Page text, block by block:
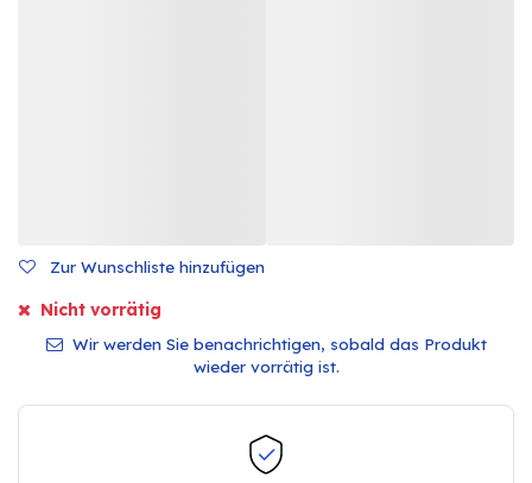
Zur Wunschliste hinzufügen
Nicht vorrätig
Wir werden Sie benachrichtigen, sobald das Produkt
wieder vorrätig ist.